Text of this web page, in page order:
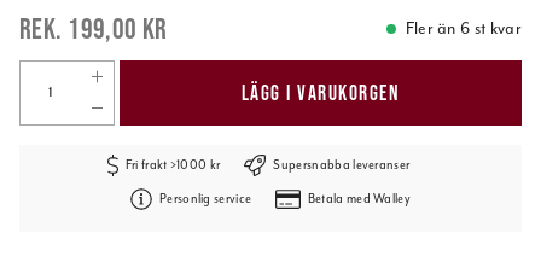
199,00 kr Fler än 6 st kvar
LÄGG I VARUKORGEN
Fri frakt >1000 kr Supersnabba leveranser
Personlig service Betala med Walley